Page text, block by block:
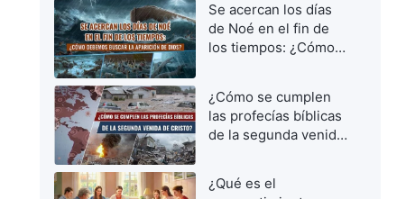
al Señor
Se acercan los días
de Noé en el fin de
los tiempos: ¿Cómo
¿Cómo se cumplen
las profecías bíblicas
de la segunda venida
¿Qué es el